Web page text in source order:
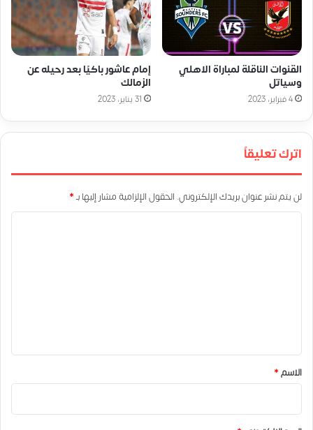
القنوات الناقلة لمباراة الاهلي
وسياتل
4 فبراير، 2023
إمام عاشور باكيًا بعد رحيله عن
الزمالك
31 يناير، 2023
اترك تعليقاً
لن يتم نشر عنوان بريدك الإلكتروني. الحقول الإلزامية مشار إليها بـ*
*
الاسم*